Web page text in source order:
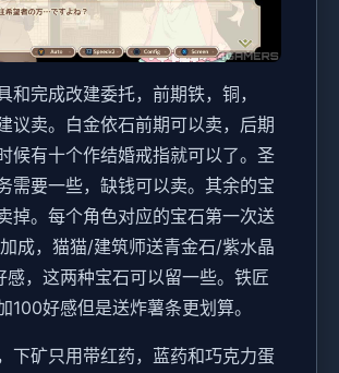
和完成改建委托，前期铁，铜，
议卖。白金依石前期可以卖，后期
候有十个作结婚戒指就可以了。圣
需要一些，缺钱可以卖。其余的宝
掉。每个角色对应的宝石第一次送
成，猫猫/建筑师送青金石/紫水晶
感，这两种宝石可以留一些。铁匠
100好感但是送炸薯条更划算。
下矿只用带红药，蓝药和巧克力蛋